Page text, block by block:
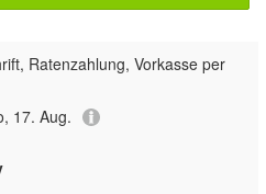
Ratenzahlung, Vorkasse per
17. Aug.